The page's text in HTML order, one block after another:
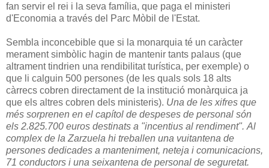
fan servir el rei i la seva família, que paga el ministeri
d'Economia a través del Parc Mòbil de l'Estat.
Sembla inconcebible que si la monarquia té un caràcter
merament simbòlic hagin de mantenir tants palaus (que
altrament tindrien una rendibilitat turística, per exemple) o
que li calguin 500 persones (de les quals sols 18 alts
càrrecs cobren directament de la institució monàrquica ja
que els altres cobren dels ministeris). Una de les xifres que
més sorprenen en el capítol de despeses de personal són
els 2.825.700 euros destinats a "incentius al rendiment". Al
complex de la Zarzuela hi treballen una vuitantena de
persones dedicades a manteniment, neteja i comunicacions,
71 conductors i una seixantena de personal de seguretat.